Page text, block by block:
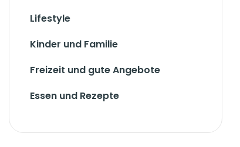
Lifestyle
Kinder und Familie
Freizeit und gute Angebote
Essen und Rezepte